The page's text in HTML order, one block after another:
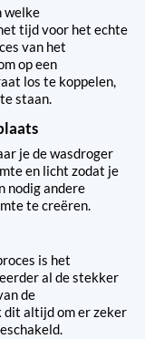
welke
tijd voor het echte
van het
op een
los te koppelen,
staan.
je de wasdroger
en licht zodat je
nodig andere
te creëren.
is het
al de stekker
de
dit altijd om er zeker